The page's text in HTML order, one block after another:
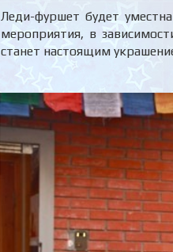
Леди-фуршет будет
мероприятия, в
станет настоящим